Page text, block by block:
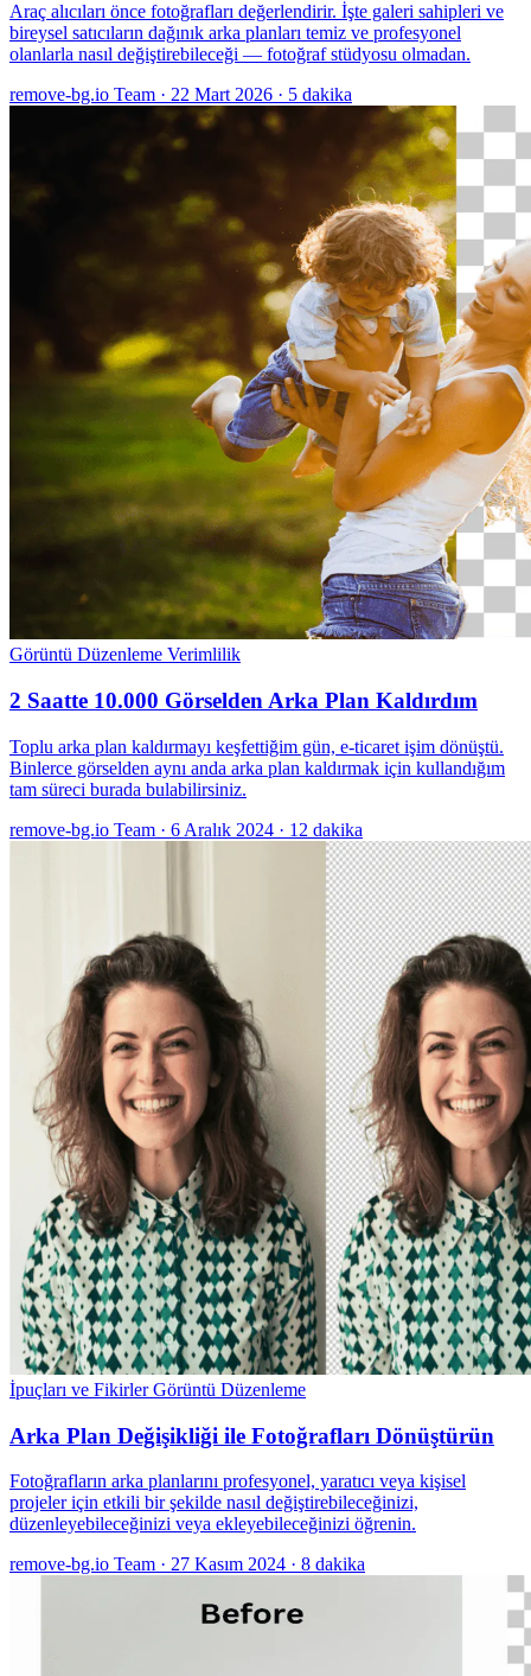
Araç alıcıları önce fotoğrafları değerlendirir. İşte galeri sahipleri ve
bireysel satıcıların dağınık arka planları temiz ve profesyonel
olanlarla nasıl değiştirebileceği — fotoğraf stüdyosu olmadan.
remove-bg.io Team · 22 Mart 2026 · 5 dakika
Görüntü Düzenleme Verimlilik
2 Saatte 10.000 Görselden Arka Plan Kaldırdım
Toplu arka plan kaldırmayı keşfettiğim gün, e-ticaret işim dönüştü.
Binlerce görselden aynı anda arka plan kaldırmak için kullandığım
tam süreci burada bulabilirsiniz.
remove-bg.io Team · 6 Aralık 2024 · 12 dakika
İpuçları ve FikirlerGörüntü Düzenleme
Arka Plan Değişikliği ile Fotoğrafları Dönüştürün
Fotoğrafların arka planlarını profesyonel, yaratıcı veya kişisel
projeler için etkili bir şekilde nasıl değiştirebileceğinizi,
düzenleyebileceğinizi veya ekleyebileceğinizi öğrenin.
remove-bg.io Team · 27 Kasım 2024 · 8 dakika